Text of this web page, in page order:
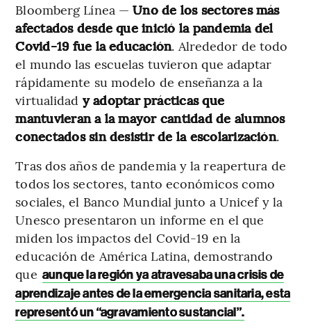
Bloomberg Línea —Uno de los sectores más
afectados desde que inició la pandemia del
Covid-19 fue la educación. Alrededor de todo
el mundo las escuelas tuvieron que adaptar
rápidamente su modelo de enseñanza a la
virtualidad y adoptar prácticas que
mantuvieran a la mayor cantidad de alumnos
conectados sin desistir de la escolarización.
Tras dos años de pandemia y la reapertura de
todos los sectores, tanto económicos como
sociales, el Banco Mundial junto a Unicef y la
Unesco presentaron un informe en el que
miden los impactos del Covid-19 en la
educación de América Latina, demostrando
que aunque la región ya atravesaba una crisis de
aprendizaje antes de la emergencia sanitaria, esta
representó un “agravamiento sustancial”.